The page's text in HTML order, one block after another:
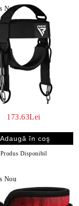
173.63Lei
Produs Disponibil